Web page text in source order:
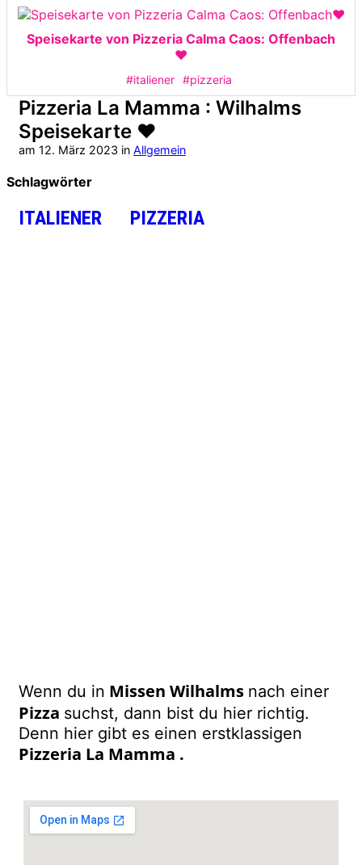
Speisekarte von Pizzeria Calma Caos: Offenbach
❤️
#italiener #pizzeria
Pizzeria La Mamma : Wilhalms
Speisekarte ❤️
am 12. März 2023 in Allgemein
Schlagwörter
ITALIENER PIZZERIA
Wenn du in Missen Wilhalms nach einer
Pizza suchst, dann bist du hier richtig.
Denn hier gibt es einen erstklassigen
Pizzeria La Mamma .